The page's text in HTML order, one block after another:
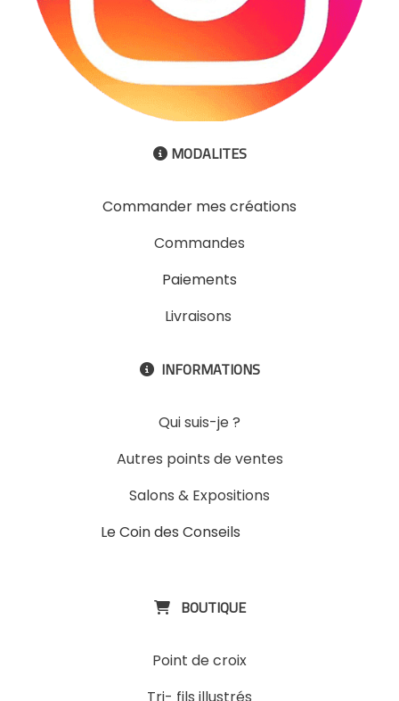
 MODALITES
Commander mes créations
Commandes
Paiements
Livraisons
 INFORMATIONS
Qui suis-je ?
Autres points de ventes
Salons & Expositions
Le Coin des Conseils
 BOUTIQUE
Point de croix